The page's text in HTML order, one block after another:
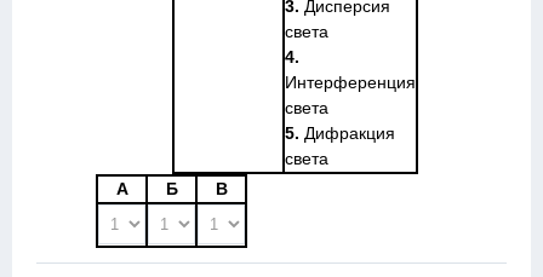
3. Дисперсия
света
4.
Интерференция
света
5. Дифракция
света
А
Б В